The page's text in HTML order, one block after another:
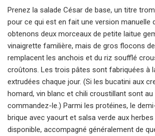
Prenez la salade César de base, un titre
pour ce qui est en fait une version manuelle
obtenons deux morceaux de petite laitue
vinaigrette familière, mais de gros flocons
remplacent les anchois et du riz soufflé
croûtons. Les trois pâtes sont fabriquées à
extrudées chaque jour. (Si les bucatini aux
homard, vin blanc et chili croustillant sont au
commandez-le.) Parmi les protéines, le
brique avec yaourt et salsa verde aux
disponible, accompagné généralement de